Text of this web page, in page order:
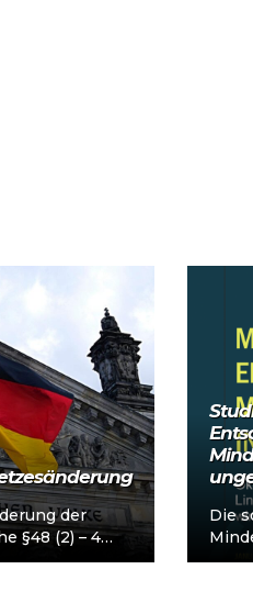
der
§48 (2) – 4
D
Die